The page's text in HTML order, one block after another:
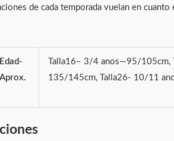
de cada temporada vuelan en
Talla16– 3/4 anos—95/
135/145cm, Talla26- 10/11